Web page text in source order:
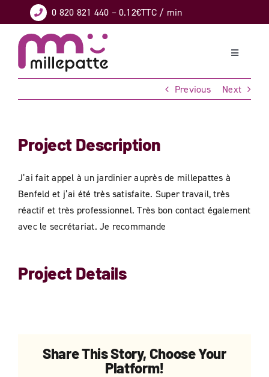
to
content
0 820 821 440 – 0.12€TTC / min
Toggle
DEVENIR FRANCHISÉ
Previous Next
Project Description
J’ai fait appel à un jardinier auprès de millepattes à
Benfeld et j’ai été très satisfaite. Super travail, très
réactif et très professionnel. Très bon contact également
avec le secrétariat. Je recommande
Project Details
Share This Story, Choose Your
Platform!